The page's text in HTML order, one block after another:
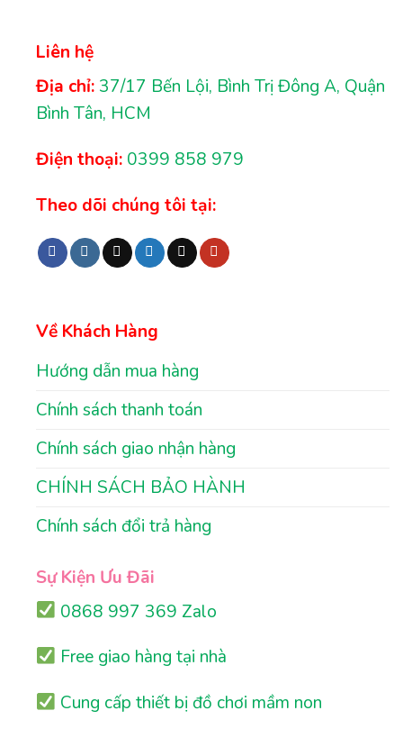
Liên hệ
Địa chỉ: 37/17 Bến Lội, Bình Trị Đông A, Quận
Bình Tân, HCM
Điện thoại: 0399 858 979
Theo dõi chúng tôi tại:
Về Khách Hàng
Hướng dẫn mua hàng
Chính sách thanh toán
Chính sách giao nhận hàng
CHÍNH SÁCH BẢO HÀNH
Chính sách đổi trả hàng
Sự Kiện Ưu Đãi
0868 997 369 Zalo
Free giao hàng tại nhà
Cung cấp thiết bị đồ chơi mầm non